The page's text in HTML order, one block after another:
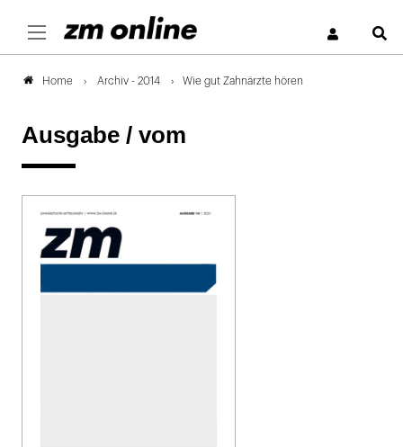
Home Archiv - 2014 Wie gut Zahnärzte hören
Ausgabe / vom